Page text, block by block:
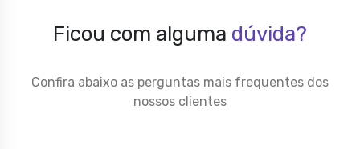
Ficou com alguma dúvida?
Confira abaixo as perguntas mais frequentes dos
nossos clientes